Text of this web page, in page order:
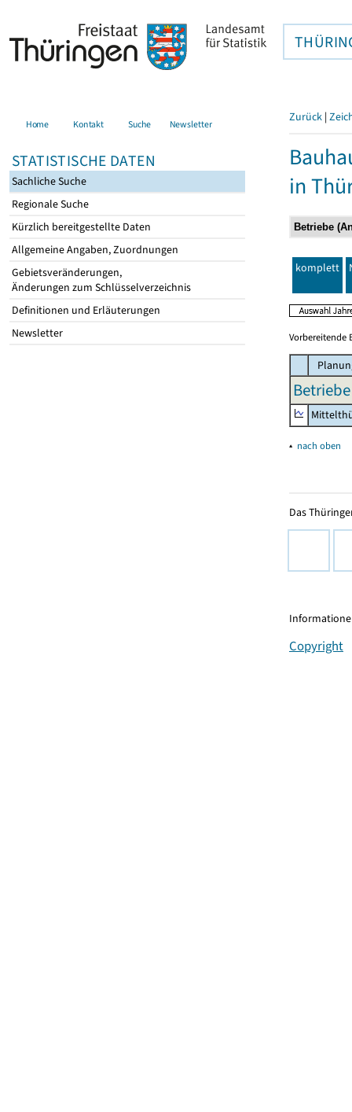
Home Kontakt Suche Newsletter
STATISTISCHE DATEN
Sachliche Suche
Regionale Suche
Kürzlich bereitgestellte Daten
Allgemeine Angaben, Zuordnungen
Gebietsveränderungen,
Änderungen zum Schlüsselverzeichnis
Definitionen und Erläuterungen
Newsletter
Zurück |
in
komplett
Vorbereitende
▴ nach oben
Das
Copyright